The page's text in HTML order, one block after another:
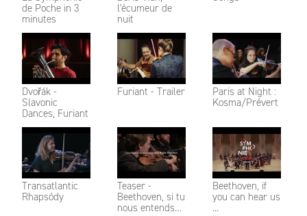
de Poche in 3
minutes
l'écumeur de
nuit
Dvořák -
Slavonic
Dances, Furiant
Furiant - Trailer
Paris at Night :
Kosma/Prévert
Transatlantic
Rhapsódy
Teaser -
Beethoven, si tu
nous entends…
Beethoven, if
you can hear us
...